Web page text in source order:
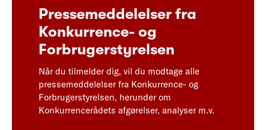
Pressemeddelelser fra
Konkurrence- og
Forbrugerstyrelsen
Når du tilmelder dig, vil du modtage alle
pressemeddelelser fra Konkurrence- og
Forbrugerstyrelsen, herunder om
Konkurrencerådets afgørelser, analyser m.v.